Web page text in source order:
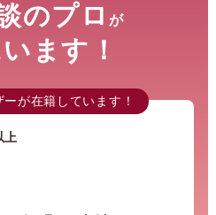
のプロが
ます！
が在籍しています！
上